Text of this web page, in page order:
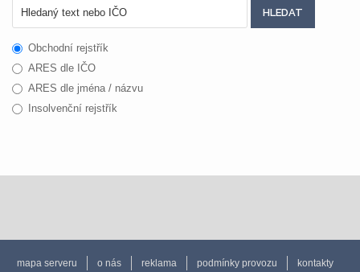
Obchodní rejstřík
ARES dle IČO
ARES dle jména / názvu
Insolvenční rejstřík
mapa serveru o nás reklama podmínky provozu kontakty